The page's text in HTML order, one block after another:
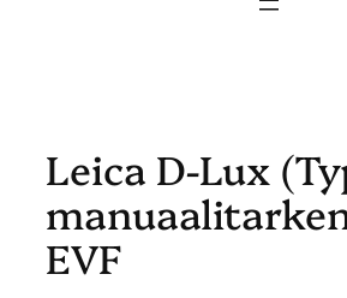
Leica D-Lux
EVF